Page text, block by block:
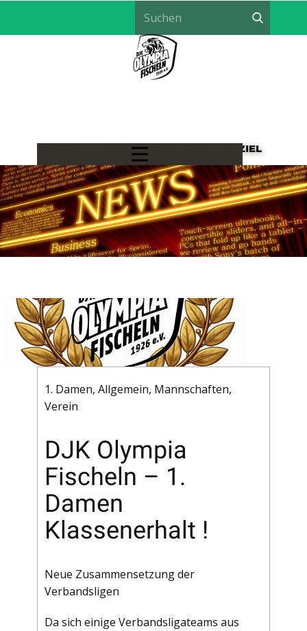
LÖWEN HANDBALL - EIN TEAM, EIN ZIEL
1. Damen, Allgemein, Mannschaften,
Verein
DJK Olympia
Fischeln – 1.
Damen
Klassenerhalt !
Neue Zusammensetzung der
Verbandsligen
Da sich einige Verbandsligateams aus